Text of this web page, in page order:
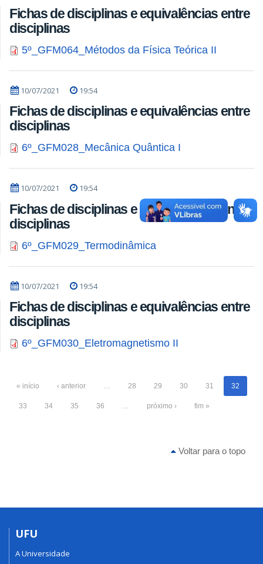
Fichas de disciplinas e equivalências entre
disciplinas
5º_GFM064_Métodos da Física Teórica II
10/07/2021 19:54
Fichas de disciplinas e equivalências entre
disciplinas
6º_GFM028_Mecânica Quântica I
10/07/2021 19:54
Fichas de disciplinas e equivalências entre
disciplinas
6º_GFM029_Termodinâmica
10/07/2021 19:54
Fichas de disciplinas e equivalências entre
disciplinas
6º_GFM030_Eletromagnetismo II
« início ‹ anterior … 28 29 30 31 32
33 34 35 36 … próximo › fim »
Voltar para o topo
UFU
A Universidade